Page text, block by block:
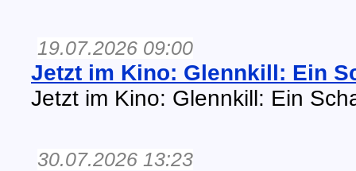
19.07.2026 09:00
Jetzt im Kino: Glennkill: Ein
Jetzt im Kino: Glennkill: Ein
30.07.2026 13:23